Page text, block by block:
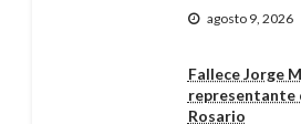
agosto 9, 2026
Fallece Jorge
representante
Rosario